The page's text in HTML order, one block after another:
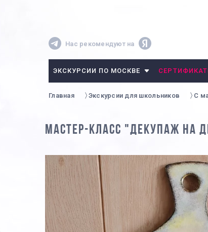
Нас рекомендуют на
ЭКСКУРСИИ ПО МОСКВЕ
Главная Экскурсии для школьников С
МАСТЕР-КЛАСС "ДЕКУПАЖ НА